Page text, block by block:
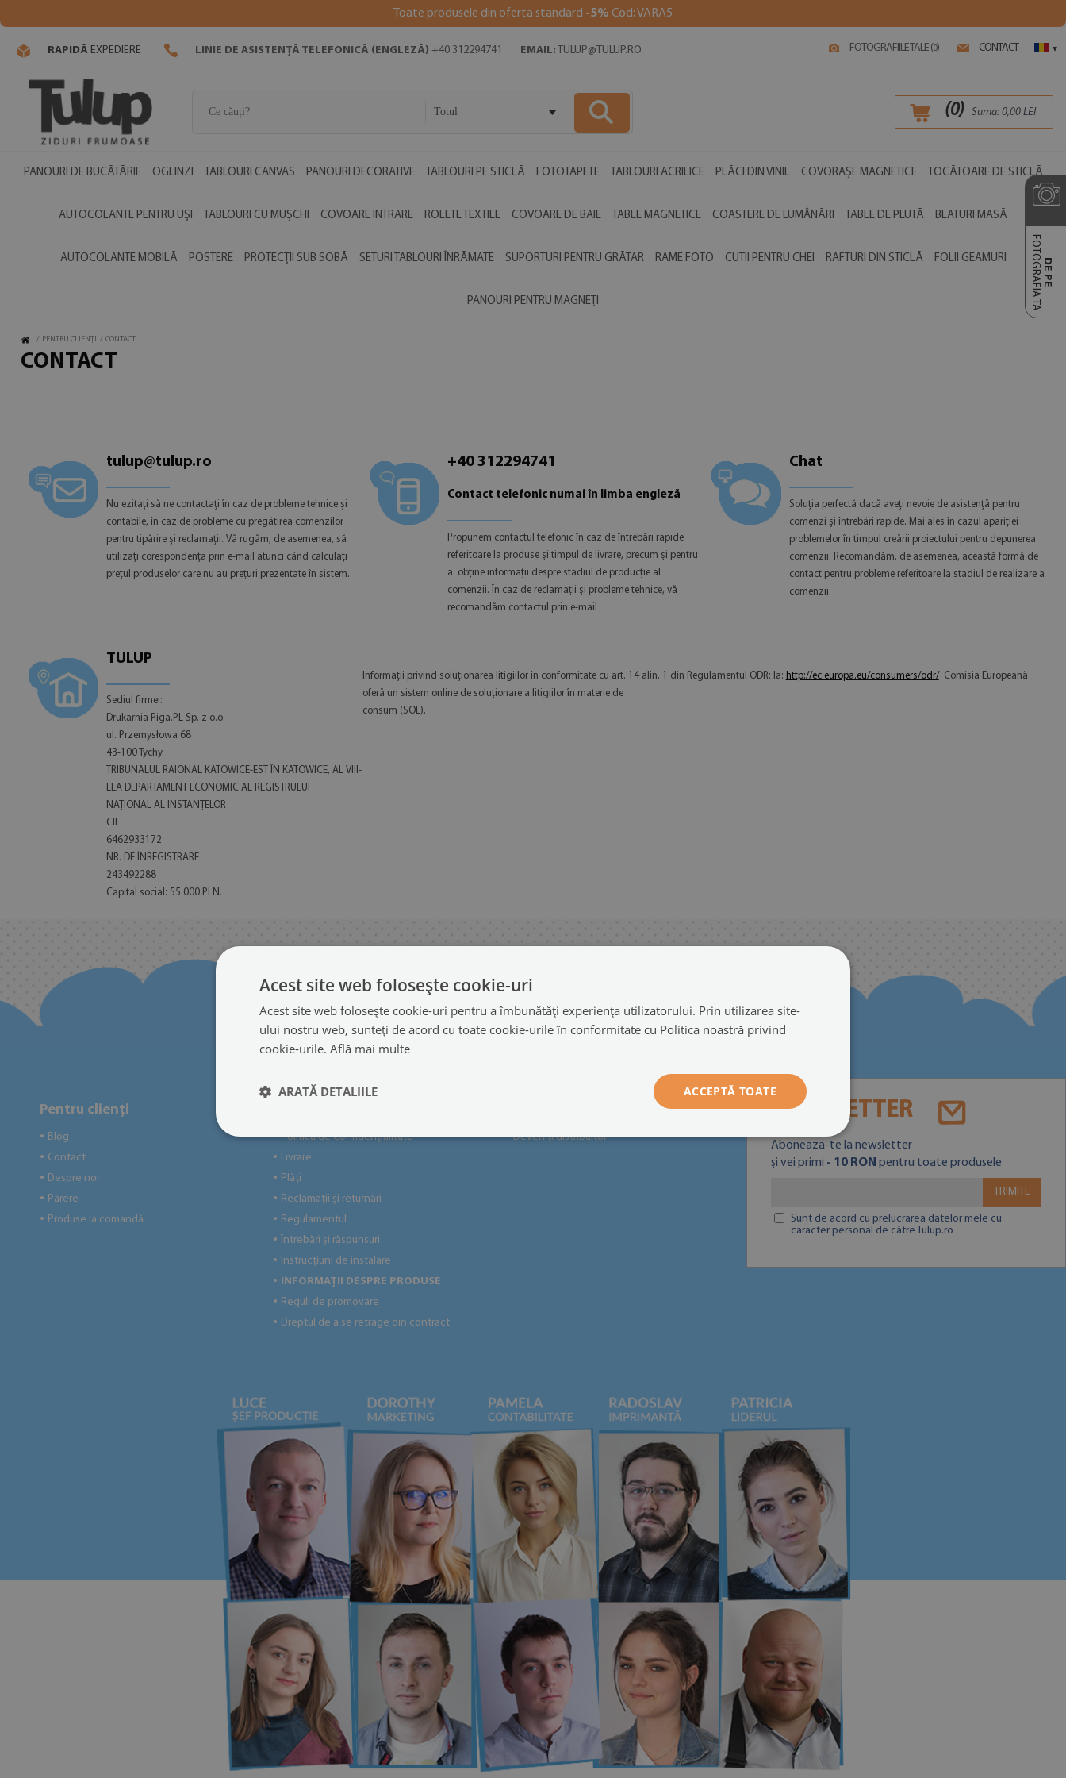
Toate produsele din oferta standard -5% Cod: VARA5
FOTOGRAFIILE TALE (0) CONTACT ▾
RAPIDĂ EXPEDIERE LINIE DE ASISTENȚĂ TELEFONICĂ (ENGLEZĂ) +40 312294741 EMAIL: TULUP@TULUP.RO
Totul (0) Suma: 0,00LEI
PANOURI DE BUCĂTĂRIE OGLINZI TABLOURI CANVAS PANOURI DECORATIVE TABLOURI PE STICLĂ FOTOTAPETE TABLOURI ACRILICE PLĂCI DIN VINIL COVORAȘE MAGNETICE TOCĂTOARE DE STICLĂ
AUTOCOLANTE PENTRU UȘI TABLOURI CU MUȘCHI COVOARE INTRARE ROLETE TEXTILE COVOARE DE BAIE TABLE MAGNETICE COASTERE DE LUMÂNĂRI TABLE DE PLUTĂ BLATURI MASĂ
AUTOCOLANTE MOBILĂ POSTERE PROTECȚII SUB SOBĂ SETURI TABLOURI ÎNRĂMATE SUPORTURI PENTRU GRĂTAR RAME FOTO CUTII PENTRU CHEI RAFTURI DIN STICLĂ FOLII GEAMURI
PANOURI PENTRU MAGNEȚI
DE PE
FOTOGRAFIA TA
/ PENTRU CLIENȚI / CONTACT
CONTACT
tulup@tulup.ro
Nu ezitați să ne contactați în caz de probleme tehnice și
contabile, în caz de probleme cu pregătirea comenzilor
pentru tipărire și reclamații. Vă rugăm, de asemenea, să
utilizați corespondența prin e-mail atunci când calculați
prețul produselor care nu au prețuri prezentate în sistem.
+40 312294741
Contact telefonic numai în limba engleză
Propunem contactul telefonic în caz de întrebări rapide
referitoare la produse și timpul de livrare, precum și pentru
a obține informații despre stadiul de producție al
comenzii. În caz de reclamații și probleme tehnice, vă
recomandăm contactul prin e-mail
Chat
Soluția perfectă dacă aveți nevoie de asistență pentru
comenzi și întrebări rapide. Mai ales în cazul apariției
problemelor în timpul creării proiectului pentru depunerea
comenzii. Recomandăm, de asemenea, această formă de
contact pentru probleme referitoare la stadiul de realizare a
comenzii.
TULUP
Sediul firmei:
Drukarnia Piga.PL Sp. z o.o.
ul. Przemysłowa 68
43-100 Tychy
TRIBUNALUL RAIONAL KATOWICE-EST ÎN KATOWICE, AL VIII-
LEA DEPARTAMENT ECONOMIC AL REGISTRULUI
NAȚIONAL AL INSTANȚELOR
CIF
6462933172
NR. DE ÎNREGISTRARE
243492288
Capital social: 55.000 PLN.
Informații privind soluționarea litigiilor în conformitate cu art. 14 alin. 1 din Regulamentul ODR: la: http://ec.europa.eu/consumers/odr/Comisia Europeană
oferă un sistem online de soluționare a litigiilor în materie de
consum (SOL).
Pentru clienți
● Blog
● Contact
● Despre noi
● Părere
● Produse la comandă
● Politica de Confidențialitate
● Livrare
● Plăți
● Reclamații și returnări
● Regulamentul
● Întrebări și răspunsuri
● Instrucțiuni de instalare
● INFORMAȚII DESPRE PRODUSE
● Reguli de promovare
● Dreptul de a se retrage din contract
● Deveniți distribuitor
NEWSLETTER
Aboneaza-te la newsletter
și vei primi - 10 RON pentru toate produsele
TRIMITE
Sunt de acord cu prelucrarea datelor mele cu
caracter personal de către Tulup.ro
Acest site web folosește cookie-uri
Acest site web folosește cookie-uri pentru a îmbunătăți experiența utilizatorului. Prin utilizarea site-
ului nostru web, sunteți de acord cu toate cookie-urile în conformitate cu Politica noastră privind
cookie-urile. Află mai multe
ACCEPTĂ TOATE
ARATĂ DETALIILE